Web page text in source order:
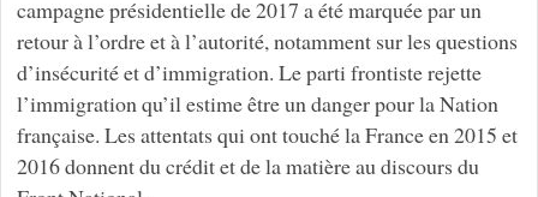
campagne présidentielle de 2017 a été marquée par un
retour à l’ordre et à l’autorité, notamment sur les questions
d’insécurité et d’immigration. Le parti frontiste rejette
l’immigration qu’il estime être un danger pour la Nation
française. Les attentats qui ont touché la France en 2015 et
2016 donnent du crédit et de la matière au discours du